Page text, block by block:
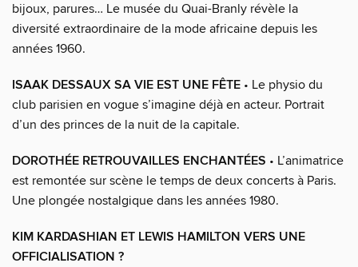
bijoux, parures… Le musée du Quai-Branly révèle la
diversité extraordinaire de la mode africaine depuis les
années 1960.
ISAAK DESSAUX SA VIE EST UNE FÊTE • Le physio du
club parisien en vogue s’imagine déjà en acteur. Portrait
d’un des princes de la nuit de la capitale.
DOROTHÉE RETROUVAILLES ENCHANTÉES • L’animatrice
est remontée sur scène le temps de deux concerts à Paris.
Une plongée nostalgique dans les années 1980.
KIM KARDASHIAN ET LEWIS HAMILTON VERS UNE
OFFICIALISATION ?